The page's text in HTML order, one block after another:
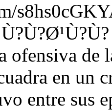
ofensiva de
en un
entre sus